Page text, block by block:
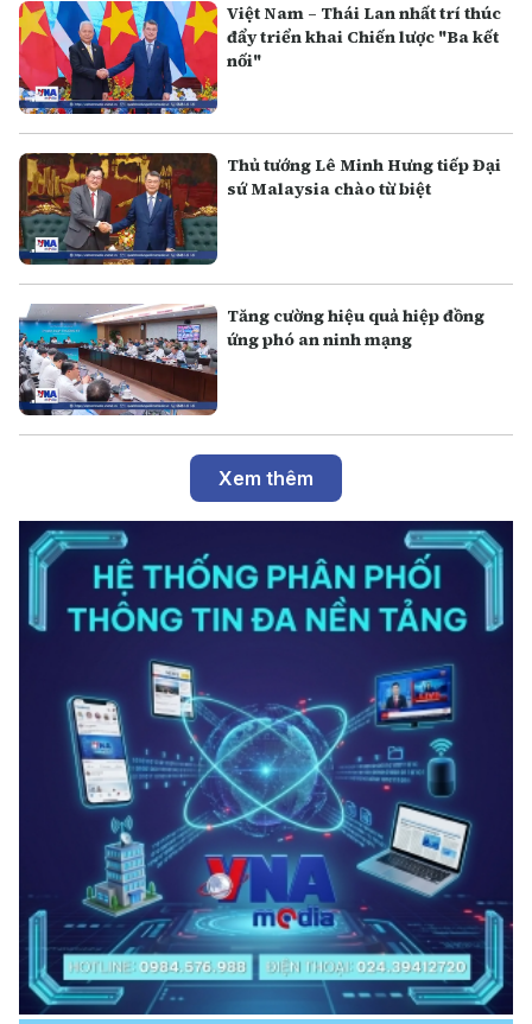
Việt Nam – Thái Lan nhất trí thúc
đẩy triển khai Chiến lược "Ba kết
nối"
Thủ tướng Lê Minh Hưng tiếp Đại
sứ Malaysia chào từ biệt
Tăng cường hiệu quả hiệp đồng
ứng phó an ninh mạng
Xem thêm